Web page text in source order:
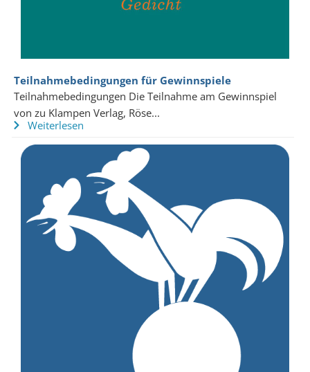
Teilnahmebedingungen für Gewinnspiele
Teilnahmebedingungen Die Teilnahme am Gewinnspiel
von zu Klampen Verlag, Röse...
Weiterlesen